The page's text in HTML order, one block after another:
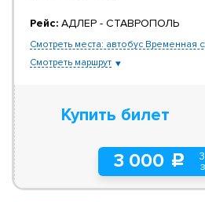
Рейс: АДЛЕР - СТАВРОПОЛЬ
Смотреть места: автобус Временная
Смотреть маршрут
Купить билет
3 000 c